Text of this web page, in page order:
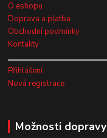
O eshopu
Doprava a platba
Obchodní podmínky
Kontakty
Přihlášení
Nová registrace
Možnosti dopravy